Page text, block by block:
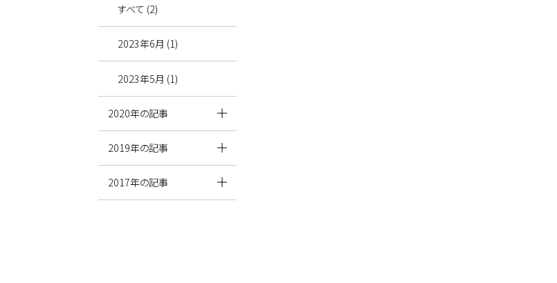
すべて (2)
2023年6月 (1)
2023年5月 (1)
2020年の記事
2019年の記事
2017年の記事